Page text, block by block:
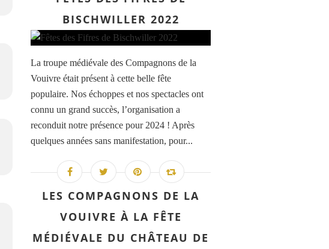
BISCHWILLER 2022
La troupe médiévale des Compagnons de la
Vouivre était présent à cette belle fête
populaire. Nos échoppes et nos spectacles ont
connu un grand succès, l’organisation a
reconduit notre présence pour 2024 ! Après
quelques années sans manifestation, pour...
LES COMPAGNONS DE LA
VOUIVRE À LA FÊTE
MÉDIÉVALE DU CHÂTEAU DE